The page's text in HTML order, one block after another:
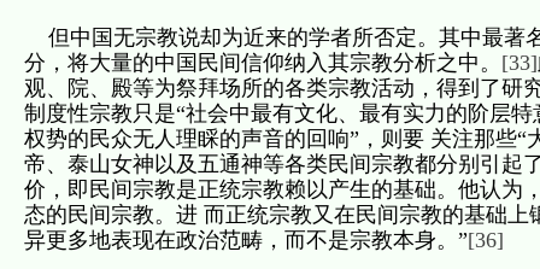
但中国无宗教说却为近来的学者所否定。其中最著
分，将大量的中国民间信仰纳入其宗教分析之中。 [33]
观、院、殿等为祭拜场所的各类宗教活动，得到了研
制度性宗教只是“社会中最有文化、最有实力的阶层
权势的民众无人理睬的声音的回响”，则要 关注那些“
帝、泰山女神以及五通神等各类民间宗教都分别引起
价，即民间宗教是正统宗教赖以产生的基础。他认为
态的民间宗教。进 而正统宗教又在民间宗教的基础
异更多地表现在政治范畴，而不是宗教本身。”[36]